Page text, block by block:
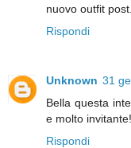
nuovo outfit
Rispondi
Unknown 31
Bella questa
e molto invitante!
Rispondi